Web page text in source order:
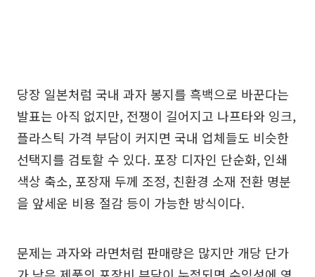
당장 일본처럼 국내 과자 봉지를 흑백으로 바꾼다는
발표는 아직 없지만, 전쟁이 길어지고 나프타와 잉크,
플라스틱 가격 부담이 커지면 국내 업체들도 비슷한
선택지를 검토할 수 있다. 포장 디자인 단순화, 인쇄
색상 축소, 포장재 두께 조정, 친환경 소재 전환 명분
을 앞세운 비용 절감 등이 가능한 방식이다.
문제는 과자와 라면처럼 판매량은 많지만 개당 단가